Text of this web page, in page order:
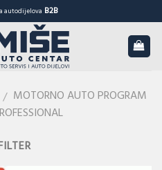
autodijelova B2B
/ MOTORNO AUTO PROGRAM